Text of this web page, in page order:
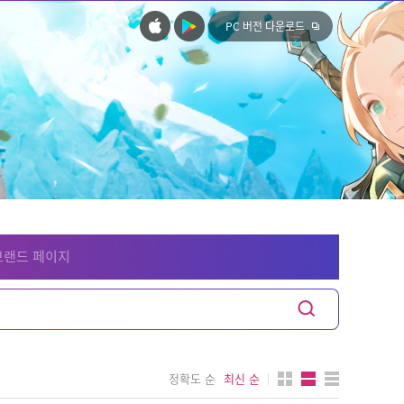
PC 버전 다운로드
드 페이지
정확도 순 최신 순